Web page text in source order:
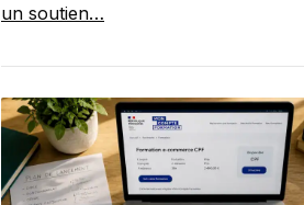
un soutien…